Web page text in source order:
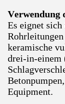
Verwendung
Es eignet
keramische
drei-in-einem
Equipment.